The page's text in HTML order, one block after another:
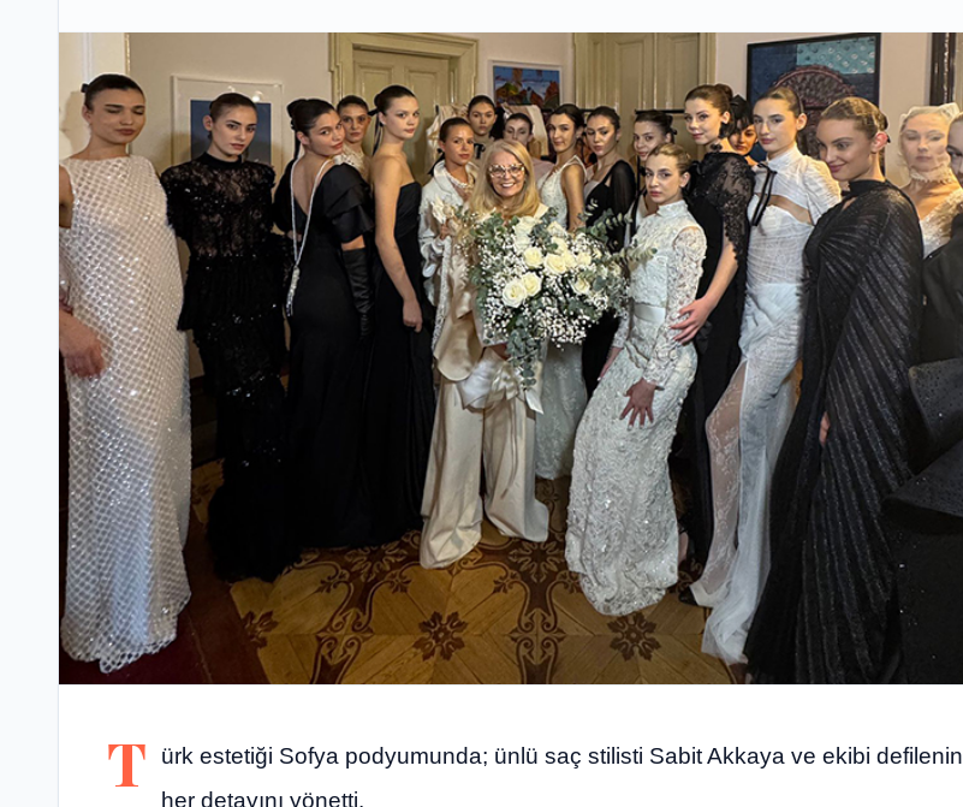
T
ürk estetiği Sofya podyumunda; ünlü saç stilisti Sabit Akkaya ve ekibi defilenin
her detayını yönetti.